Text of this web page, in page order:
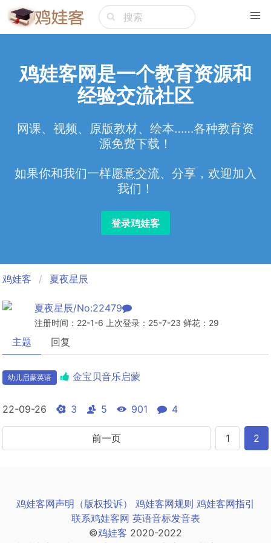
鸡娃客网是一个教育资源和
经验交流社区
网课、视频、原版教材、绘本……各种教育资
源免费下载！
如果你和我们一样愿意交流、分享，欢迎加入
我们！
登录鸡娃客
鸡娃客 夏夜星辰
夏夜星辰/No:22479
注册时间：22-1-6 上次登录：25-7-23 鲜花：29
主题 回复
幼儿启蒙英语 金宝贝音乐启蒙
22-09-26 3 5 901 4
前一页 1 2
鸡娃客网声明（版权投诉） 鸡娃客网规则 鸡娃客网指引
联系鸡娃客网 英语音标发音表
©鸡娃客 2020-2022